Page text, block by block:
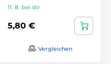
11. 8. bei dir
5,80 €
Vergleichen